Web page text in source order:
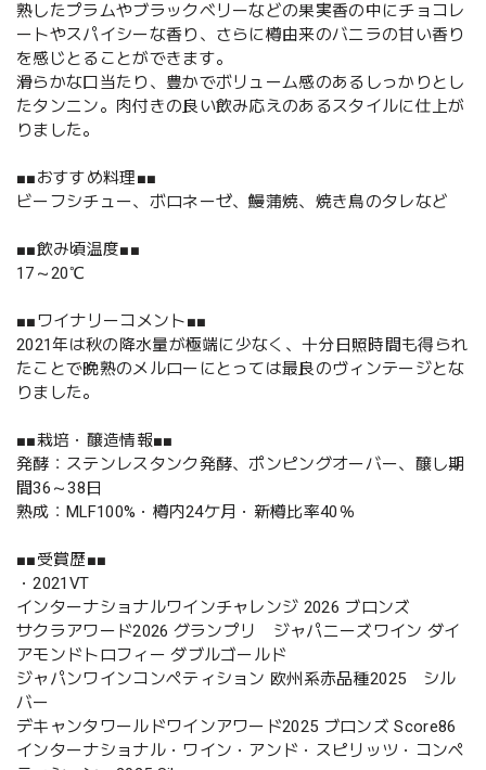
熟したプラムやブラックベリーなどの果実香の中にチョコレ
ートやスパイシーな香り、さらに樽由来のバニラの甘い香り
を感じとることができます。
滑らかな口当たり、豊かでボリューム感のあるしっかりとし
たタンニン。肉付きの良い飲み応えのあるスタイルに仕上が
りました。
■■おすすめ料理■■
ビーフシチュー、ボロネーゼ、鰻蒲焼、焼き鳥のタレなど
■■飲み頃温度■■
17～20℃
■■ワイナリーコメント■■
2021年は秋の降水量が極端に少なく、十分日照時間も得られ
たことで晩熟のメルローにとっては最良のヴィンテージとな
りました。
■■栽培・醸造情報■■
発酵：ステンレスタンク発酵、ポンピングオーバー、醸し期
間36～38日
熟成：MLF100%・樽内24ケ月・新樽比率40％
■■受賞歴■■
・2021VT
インターナショナルワインチャレンジ 2026 ブロンズ
サクラアワード2026 グランプリ ジャパニーズワイン ダイ
アモンドトロフィー ダブルゴールド
ジャパンワインコンペティション 欧州系赤品種2025 シル
バー
デキャンタワールドワインアワード2025 ブロンズ Score86
インターナショナル・ワイン・アンド・スピリッツ・コンペ